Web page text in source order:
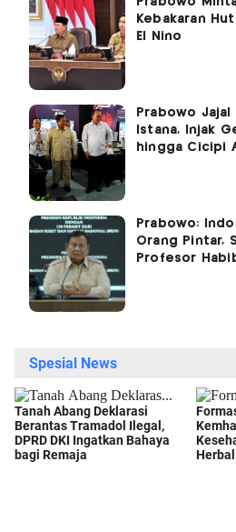
Kebakaran
El Nino
Prabowo Jajal
Istana, Injak
hingga Cicipi
Prabowo:
Orang Pintar,
Profesor